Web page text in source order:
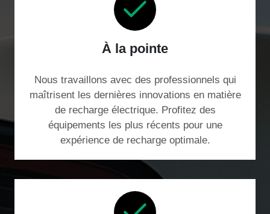
À la pointe
Nous travaillons avec des professionnels qui
maîtrisent les dernières innovations en matière
de recharge électrique. Profitez des
équipements les plus récents pour une
expérience de recharge optimale.